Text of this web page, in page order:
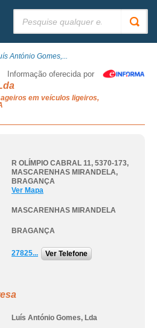
António Gomes,...
Informação oferecida por
em veículos ligeiros,
R OLÍMPIO CABRAL 11, 5370-173,
MASCARENHAS MIRANDELA,
BRAGANÇA
Ver Mapa
MASCARENHAS MIRANDELA
BRAGANÇA
27825... Ver Telefone
Luís António Gomes, Lda